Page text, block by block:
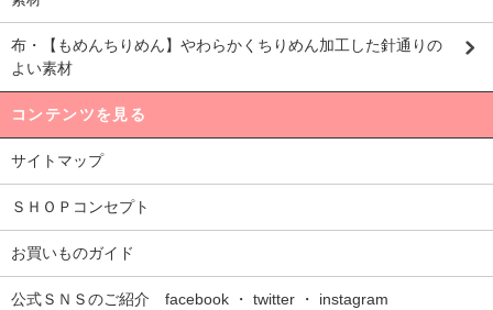
布・【もめんちりめん】やわらかくちりめん加工した針通りの
よい素材
コンテンツを見る
サイトマップ
ＳＨＯＰコンセプト
お買いものガイド
公式ＳＮＳのご紹介 facebook ・ twitter ・ instagram